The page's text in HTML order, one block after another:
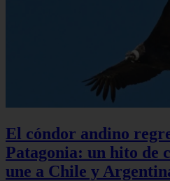
El cóndor andino
Patagonia: un hito de
une a Chile y